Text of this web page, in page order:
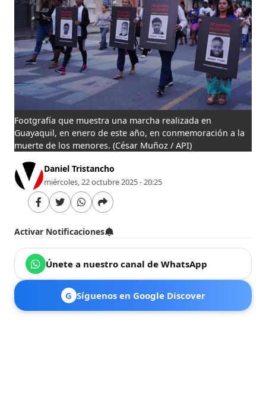
Footgrafía que muestra una marcha realizada en
Guayaquil, en enero de este año, en conmemoración a la
muerte de los menores. (César Muñoz / API)
Daniel Tristancho
miércoles, 22 octubre 2025 - 20:25
Activar Notificaciones
Únete a nuestro canal de WhatsApp
G Síguenos en Google Discover